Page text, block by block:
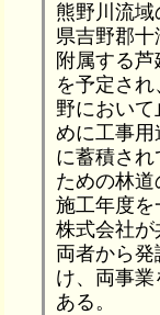
熊野川流
県吉野郡
附属する
を予定さ
野におい
めに工事
に蓄積され
ための林
施工年度
株式会社が
両者から
け、両事
ある。